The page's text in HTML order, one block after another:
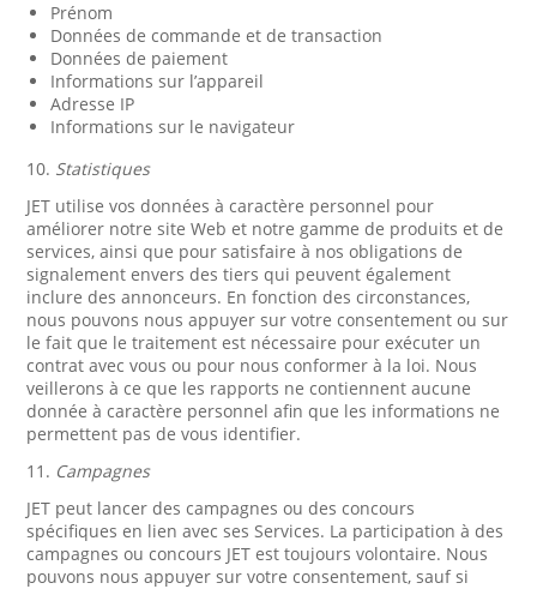
Prénom
Données de commande et de transaction
Données de paiement
Informations sur l’appareil
Adresse IP
Informations sur le navigateur
10. Statistiques
JET utilise vos données à caractère personnel pour
améliorer notre site Web et notre gamme de produits et de
services, ainsi que pour satisfaire à nos obligations de
signalement envers des tiers qui peuvent également
inclure des annonceurs. En fonction des circonstances,
nous pouvons nous appuyer sur votre consentement ou sur
le fait que le traitement est nécessaire pour exécuter un
contrat avec vous ou pour nous conformer à la loi. Nous
veillerons à ce que les rapports ne contiennent aucune
donnée à caractère personnel afin que les informations ne
permettent pas de vous identifier.
11. Campagnes
JET peut lancer des campagnes ou des concours
spécifiques en lien avec ses Services. La participation à des
campagnes ou concours JET est toujours volontaire. Nous
pouvons nous appuyer sur votre consentement, sauf si